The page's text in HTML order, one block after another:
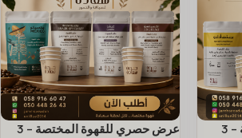
عرض خاص للقهوة المختصة – 3
عرض حصري للقهوة المختصة – 3